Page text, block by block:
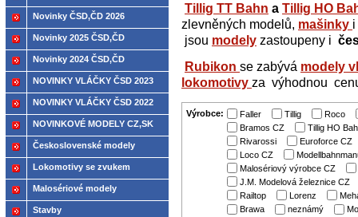
Tillig TT Bahn a Tillig HO
zlevněných modelů, mašinky i
jsou modely zastoupeny i
Rubikon se zabývá modely
lokomotivy za výhodnou
Výrobce: Faller Tillig
Roco
Bramos CZ
Tillig HO
Rivarossi
Euroforce CZ
Loco CZ
Malosériový výrobce CZ
J.M. Modelová železnice CZ
Railtop
Lorenz
Brawa
neznámý
Novinky ČSD,ČD 2026
Novinky 2025 ČSD,ČD
Novinky 2024 ČSD,ČD
NOVINKY VLÁČKY ČSD 2023
NOVINKY VLÁČKY ČSD 2022
NOVINKOVÉ MODELY CZ,SK
2021
Československé modely
ČSD,ČD
Lokomotivy se zvukem
Malosériové modely
Stavby